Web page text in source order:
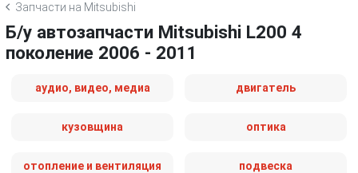
Запчасти на Mitsubishi
Б/у автозапчасти Mitsubishi L200 4
поколение 2006 - 2011
аудио, видео, медиа двигатель
кузовщина оптика
отопление и вентиляция подвеска